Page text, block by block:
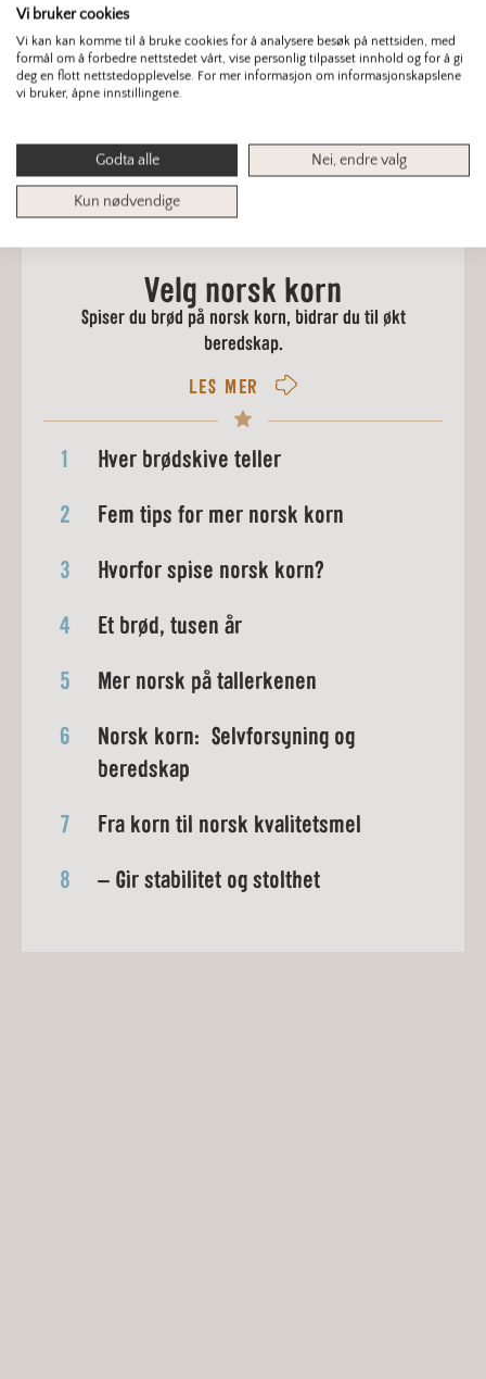
Fakta(B) –Fakta
Oppgaver(B) –Oppgåver(N)
Oppskrifter(B) –Oppskrifter(N)
Hele modulen(B) –
Velg norsk korn
Spiser du brød på norsk korn, bidrar du til økt
beredskap.
LES MER
1 Hver brødskive teller
2 Fem tips for mer norsk korn
3 Hvorfor spise norsk korn?
4 Et brød, tusen år
5 Mer norsk på tallerkenen
6
Norsk korn: Selvforsyning og
beredskap
7 Fra korn til norsk kvalitetsmel
8 – Gir stabilitet og stolthet
Vi bruker cookies
Vi kan kan komme til å bruke cookies for å analysere besøk på nettsiden, med
formål om å forbedre nettstedet vårt, vise personlig tilpasset innhold og for å gi
deg en flott nettstedopplevelse. For mer informasjon om informasjonskapslene
vi bruker, åpne innstillingene.
Godta alle Nei, endre valg
Kun nødvendige